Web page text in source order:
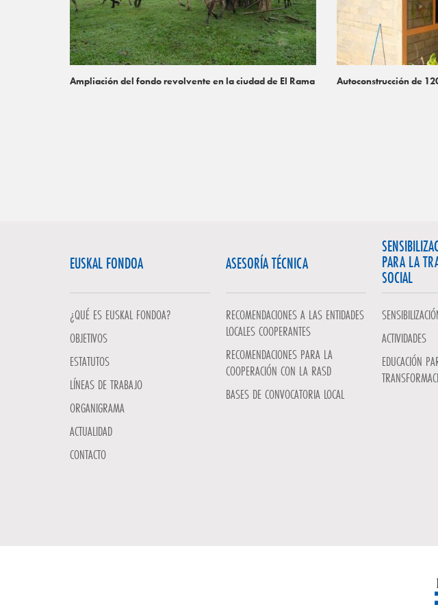
Ampliación del fondo revolvente en la ciudad de El Rama Autoconstrucción de
EUSKAL FONDOA
¿QUÉ ES EUSKAL FONDOA?
OBJETIVOS
ESTATUTOS
LÍNEAS DE TRABAJO
ORGANIGRAMA
ACTUALIDAD
CONTACTO
ASESORÍA TÉCNICA
RECOMENDACIONES A LAS ENTIDADES
LOCALES COOPERANTES
RECOMENDACIONES PARA LA
COOPERACIÓN CON LA RASD
BASES DE CONVOCATORIA LOCAL
PARA LA
SOCIAL
ACTIVIDADES
EDUCACIÓN